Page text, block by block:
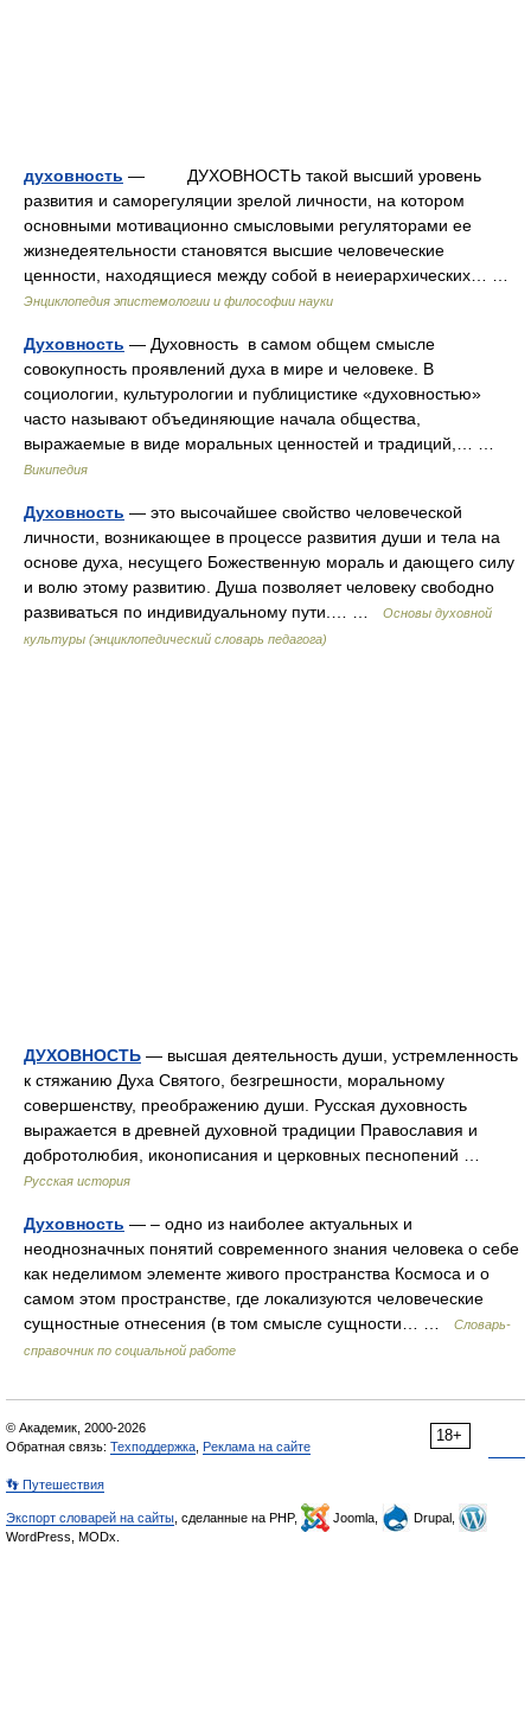
духовность — ДУХОВНОСТЬ такой высший уровень
развития и саморегуляции зрелой личности, на котором
основными мотивационно смысловыми регуляторами ее
жизнедеятельности становятся высшие человеческие
ценности, находящиеся между собой в неиерархических… …
Энциклопедия эпистемологии и философии науки
Духовность — Духовность в самом общем смысле
совокупность проявлений духа в мире и человеке. В
социологии, культурологии и публицистике «духовностью»
часто называют объединяющие начала общества,
выражаемые в виде моральных ценностей и традиций,… …
Википедия
Духовность — это высочайшее свойство человеческой
личности, возникающее в процессе развития души и тела на
основе духа, несущего Божественную мораль и дающего силу
и волю этому развитию. Душа позволяет человеку свободно
развиваться по индивидуальному пути.… …
Основы духовной
культуры (энциклопедический словарь педагога)
ДУХОВНОСТЬ — высшая деятельность души, устремленность
к стяжанию Духа Святого, безгрешности, моральному
совершенству, преображению души. Русская духовность
выражается в древней духовной традиции Православия и
добротолюбия, иконописания и церковных песнопений …
Русская история
Духовность — – одно из наиболее актуальных и
неоднозначных понятий современного знания человека о себе
как неделимом элементе живого пространства Космоса и о
самом этом пространстве, где локализуются человеческие
сущностные отнесения (в том смысле сущности… …
Словарь-
справочник по социальной работе
18+
© Академик, 2000-2026
Обратная связь: Техподдержка Реклама на сайте
👣 Путешествия
Экспорт словарей на сайты , сделанные на PHP, Joomla,
Drupal,
WordPress, MODx.